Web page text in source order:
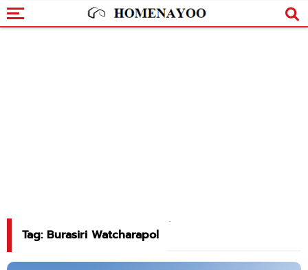
Tag: Burasiri Watcharapol